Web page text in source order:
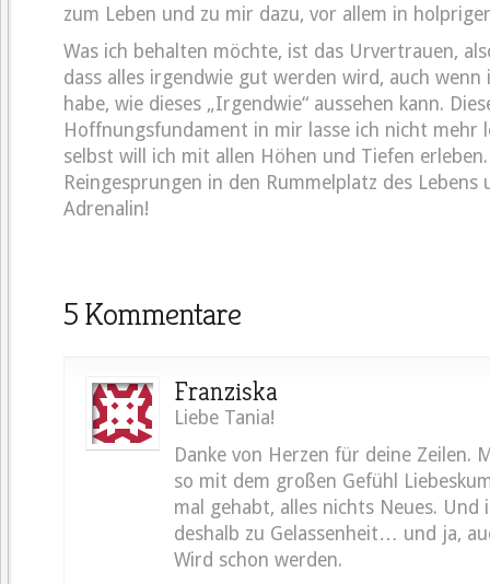
zum Leben und zu mir dazu, vor allem in
Was ich behalten möchte, ist das Urvertrauen,
dass alles irgendwie gut werden wird, auch wenn
habe, wie dieses „Irgendwie“ aussehen kann.
Hoffnungsfundament in mir lasse ich nicht mehr
selbst will ich mit allen Höhen und Tiefen
Reingesprungen in den Rummelplatz des
Adrenalin!
5 Kommentare
Franziska
Liebe Tania!
Danke von Herzen für deine Zeilen.
so mit dem großen Gefühl
mal gehabt, alles nichts Neues. Und
deshalb zu Gelassenheit… und ja,
Wird schon werden.